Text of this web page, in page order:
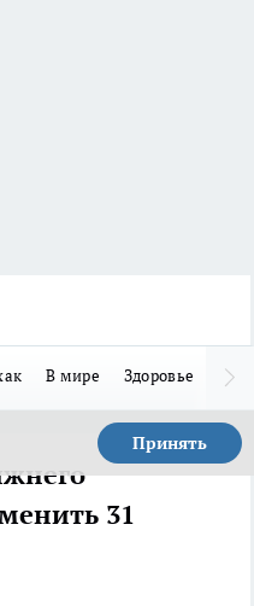
В мире Здоровье
Принять
31